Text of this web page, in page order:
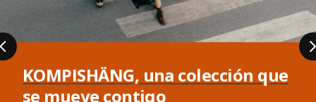
KOMPISHÄNG, una colección que
se mueve contigo